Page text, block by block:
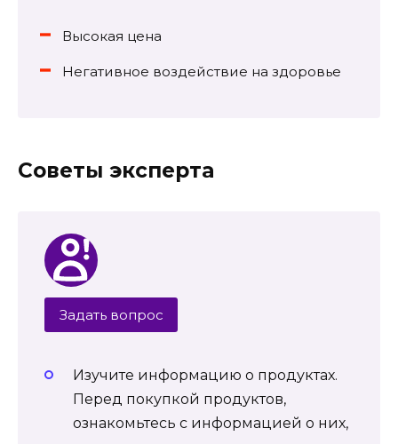
Высокая цена
Негативное воздействие на здоровье
Советы эксперта
Задать вопрос
Изучите информацию о продуктах.
Перед покупкой продуктов,
ознакомьтесь с информацией о них,